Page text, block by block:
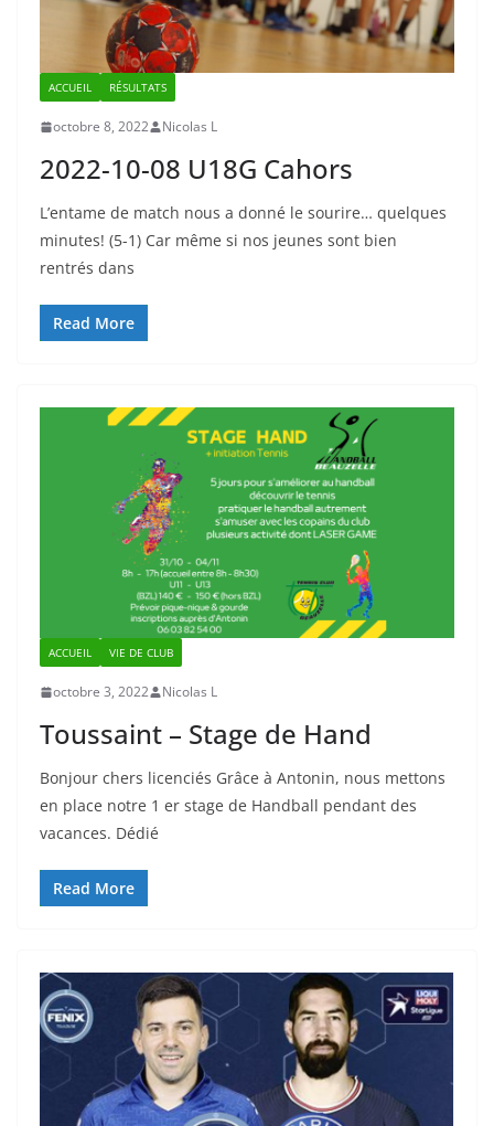
ACCUEIL RÉSULTATS
octobre 8, 2022 Nicolas L
2022-10-08 U18G Cahors
L’entame de match nous a donné le sourire… quelques
minutes! (5-1) Car même si nos jeunes sont bien
rentrés dans
Read More
ACCUEIL VIE DE CLUB
octobre 3, 2022 Nicolas L
Toussaint – Stage de Hand
Bonjour chers licenciés Grâce à Antonin, nous mettons
en place notre 1 er stage de Handball pendant des
vacances. Dédié
Read More